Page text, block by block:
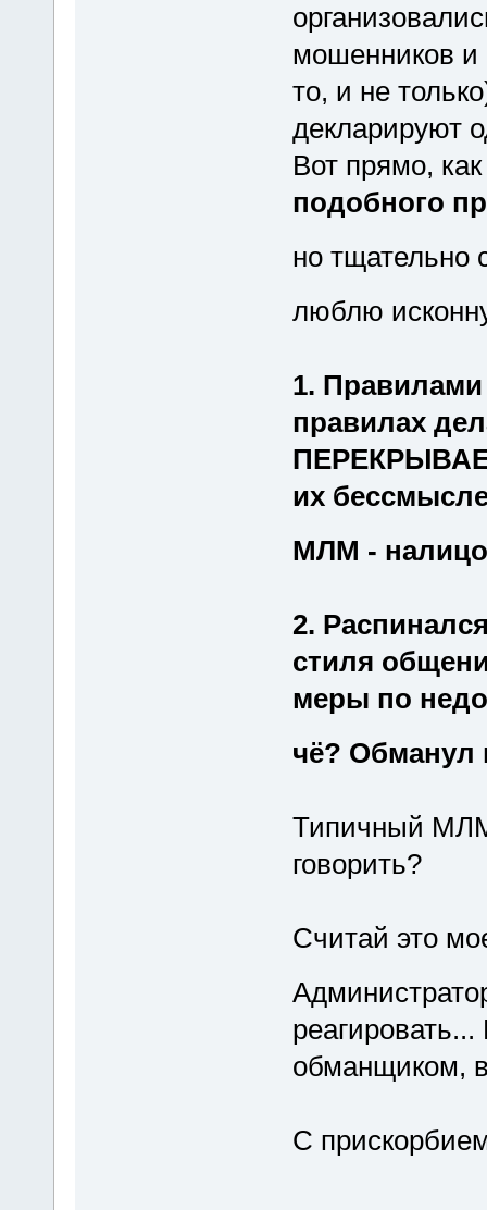
мошенников
то, и не
декларируют
Вот прямо,
подобного
но тщательно
люблю
1.
правилах
их
МЛМ -
2.
стиля
меры по
чё? Обманул
Типичный
говорить?
Считай это
обманщиком,
С